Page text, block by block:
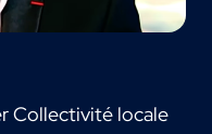
Collectivité locale